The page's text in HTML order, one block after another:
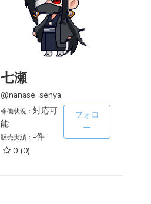
七瀬
@nanase_senya
稼働状況： 対応可
能
販売実績： -件
0 (0)
フォロ
ー